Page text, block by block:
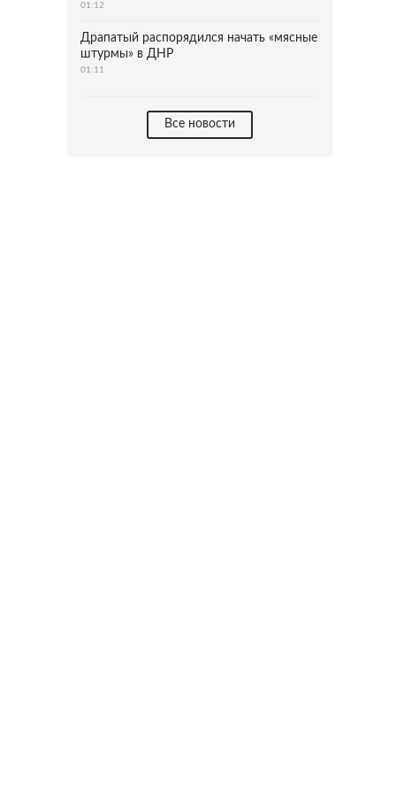
01:12
Драпатый распорядился начать «мясные
штурмы» в ДНР
01:11
Все новости